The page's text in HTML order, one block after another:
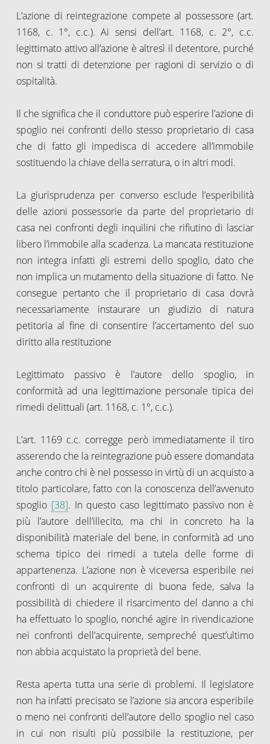
L’azione di reintegrazione compete al possessore (art.
1168, c. 1°, c.c.). Ai sensi dell’art. 1168, c. 2°, c.c.
legittimato attivo all’azione è altresì il detentore, purché
non si tratti di detenzione per ragioni di servizio o di
ospitalità.
Il che significa che il conduttore può esperire l’azione di
spoglio nei confronti dello stesso proprietario di casa
che di fatto gli impedisca di accedere all’immobile
sostituendo la chiave della serratura, o in altri modi.
La giurisprudenza per converso esclude l’esperibilità
delle azioni possessorie da parte del proprietario di
casa nei confronti degli inquilini che rifiutino di lasciar
libero l’immobile alla scadenza. La mancata restituzione
non integra infatti gli estremi dello spoglio, dato che
non implica un mutamento della situazione di fatto. Ne
consegue pertanto che il proprietario di casa dovrà
necessariamente instaurare un giudizio di natura
petitoria al fine di consentire l’accertamento del suo
diritto alla restituzione
Legittimato passivo è l’autore dello spoglio, in
conformità ad una legittimazione personale tipica dei
rimedi delittuali (art. 1168, c. 1°, c.c.).
L’art. 1169 c.c. corregge però immediatamente il tiro
asserendo che la reintegrazione può essere domandata
anche contro chi è nel possesso in virtù di un acquisto a
titolo particolare, fatto con la conoscenza dell’avvenuto
spoglio [38]. In questo caso legittimato passivo non è
più l’autore dell’illecito, ma chi in concreto ha la
disponibilità materiale del bene, in conformità ad uno
schema tipico dei rimedi a tutela delle forme di
appartenenza. L’azione non è viceversa esperibile nei
confronti di un acquirente di buona fede, salva la
possibilità di chiedere il risarcimento del danno a chi
ha effettuato lo spoglio, nonché agire in rivendicazione
nei confronti dell’acquirente, sempreché quest’ultimo
non abbia acquistato la proprietà del bene.
Resta aperta tutta una serie di problemi. Il legislatore
non ha infatti precisato se l’azione sia ancora esperibile
o meno nei confronti dell’autore dello spoglio nel caso
in cui non risulti più possibile la restituzione, per